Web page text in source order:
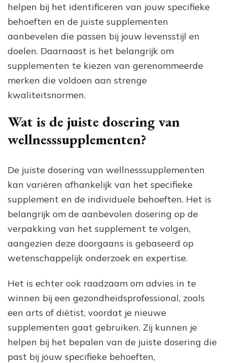
helpen bij het identificeren van jouw specifieke
behoeften en de juiste supplementen
aanbevelen die passen bij jouw levensstijl en
doelen. Daarnaast is het belangrijk om
supplementen te kiezen van gerenommeerde
merken die voldoen aan strenge
kwaliteitsnormen.
Wat is de juiste dosering van
wellnesssupplementen?
De juiste dosering van wellnesssupplementen
kan variëren afhankelijk van het specifieke
supplement en de individuele behoeften. Het is
belangrijk om de aanbevolen dosering op de
verpakking van het supplement te volgen,
aangezien deze doorgaans is gebaseerd op
wetenschappelijk onderzoek en expertise.
Het is echter ook raadzaam om advies in te
winnen bij een gezondheidsprofessional, zoals
een arts of diëtist, voordat je nieuwe
supplementen gaat gebruiken. Zij kunnen je
helpen bij het bepalen van de juiste dosering die
past bij jouw specifieke behoeften,